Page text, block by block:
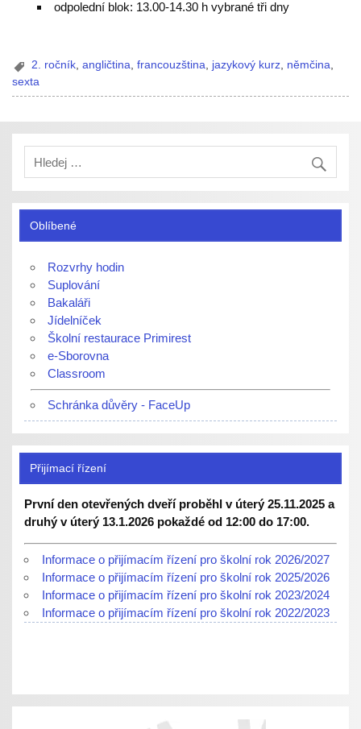
odpolední blok: 13.00-14.30 h vybrané tři dny
2. ročník,angličtina,francouzština, jazykový kurz, němčina,
sexta
Oblíbené
Rozvrhy hodin
Suplování
Bakaláři
Jídelníček
Školní restaurace Primirest
e-Sborovna
Classroom
Schránka důvěry - FaceUp
Přijímací řízení
První den otevřených dveří proběhl v úterý 25.11.2025 a
druhý v úterý 13.1.2026 pokaždé od 12:00 do 17:00.
Informace o přijímacím řízení pro školní rok 2026/2027
Informace o přijímacím řízení pro školní rok 2025/2026
Informace o přijímacím řízení pro školní rok 2023/2024
Informace o přijímacím řízení pro školní rok 2022/2023